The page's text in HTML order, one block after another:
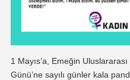
1 Mayıs’a, Emeğin
Günü’ne sayılı günler kala